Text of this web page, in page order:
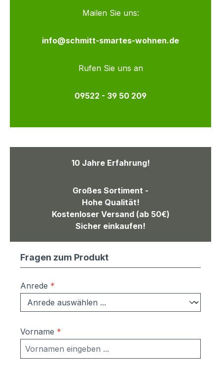
Mailen Sie uns:
info@schmitt-smartes-wohnen.de
Rufen Sie uns an
09522 - 39 50 209
10 Jahre Erfahrung!
Großes Sortiment -
Hohe Qualität!
Kostenloser Versand (ab 50€)
Sicher einkaufen!
Fragen zum Produkt
Anrede *
Vorname *